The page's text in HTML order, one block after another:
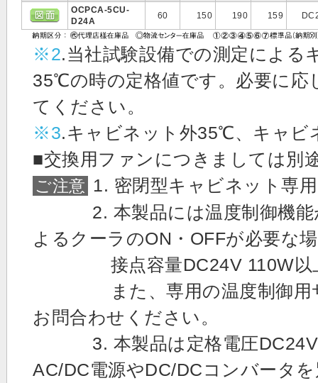
OCPCA-5CU-
D24A
60 150 190 159
※2.当社試験設備での測定によ
35℃の時の定格値です。必要に応
てください。
※3.キャビネット外35℃、キャ
■交換用ファンにつきましては別
ご注意 1. 密閉型キャビネット専
2. 本製品には温度制御機能が
よるクーラのON・OFFが必要な
接点容量DC24V 110W以上
また、専用の温度制御用サ
お問合わせください。
3. 本製品は定格電圧DC24V
AC/DC電源やDC/DCコンバータ